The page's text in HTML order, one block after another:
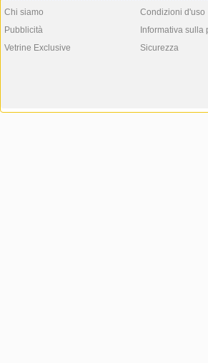
Chi siamo
Pubblicità
Vetrine Exclusive
Condizioni d'uso
Informativa sulla
Sicurezza